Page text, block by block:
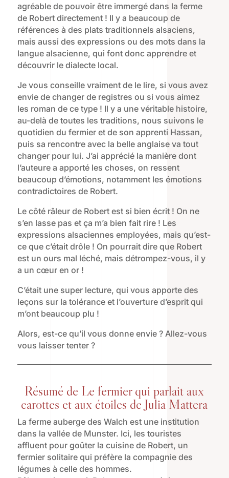
agréable de pouvoir être immergé dans la ferme
de Robert directement ! Il y a beaucoup de
références à des plats traditionnels alsaciens,
mais aussi des expressions ou des mots dans la
langue alsacienne, qui font donc apprendre et
découvrir le dialecte local.
Je vous conseille vraiment de le lire, si vous avez
envie de changer de registres ou si vous aimez
les roman de ce type ! Il y a une véritable histoire,
au-delà de toutes les traditions, nous suivons le
quotidien du fermier et de son apprenti Hassan,
puis sa rencontre avec la belle anglaise va tout
changer pour lui. J’ai apprécié la manière dont
l’auteure a apporté les choses, on ressent
beaucoup d’émotions, notamment les émotions
contradictoires de Robert.
Le côté râleur de Robert est si bien écrit ! On ne
s’en lasse pas et ça m’a bien fait rire ! Les
expressions alsaciennes employées, mais qu’est-
ce que c’était drôle ! On pourrait dire que Robert
est un ours mal léché, mais détrompez-vous, il y
a un cœur en or !
C’était une super lecture, qui vous apporte des
leçons sur la tolérance et l’ouverture d’esprit qui
m’ont beaucoup plu !
Alors, est-ce qu’il vous donne envie ? Allez-vous
vous laisser tenter ?
Résumé de Le fermier qui parlait aux
carottes et aux étoiles de Julia Mattera
La ferme auberge des Walch est une institution
dans la vallée de Munster. Ici, les touristes
affluent pour goûter la cuisine de Robert, un
fermier solitaire qui préfère la compagnie des
légumes à celle des hommes.